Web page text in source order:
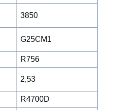
3850
G25CM1
R756
2,53
R4700D